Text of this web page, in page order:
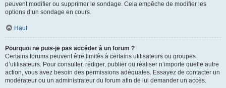
peuvent modifier ou supprimer le sondage. Cela empêche de modifier les
options d’un sondage en cours.
Haut
Pourquoi ne puis-je pas accéder à un forum ?
Certains forums peuvent être limités à certains utilisateurs ou groupes
d’utilisateurs. Pour consulter, rédiger, publier ou réaliser n’importe quelle autre
action, vous avez besoin des permissions adéquates. Essayez de contacter un
modérateur ou un administrateur du forum afin de lui demander un accès.